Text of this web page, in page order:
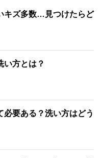
キズ多数…見つけたらど
い方とは？
必要ある？洗い方はどう